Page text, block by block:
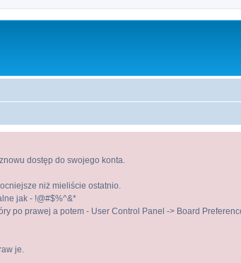
dostęp do swojego konta.
niż mieliście ostatnio.
jak - !@#$%^&*
po prawej a potem - User Control Panel -> Board
je.